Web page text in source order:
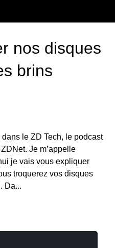
nos disques
brins
le ZD Tech, le podcast
Je m’appelle
je vais vous expliquer
troquerez vos disques
Da...